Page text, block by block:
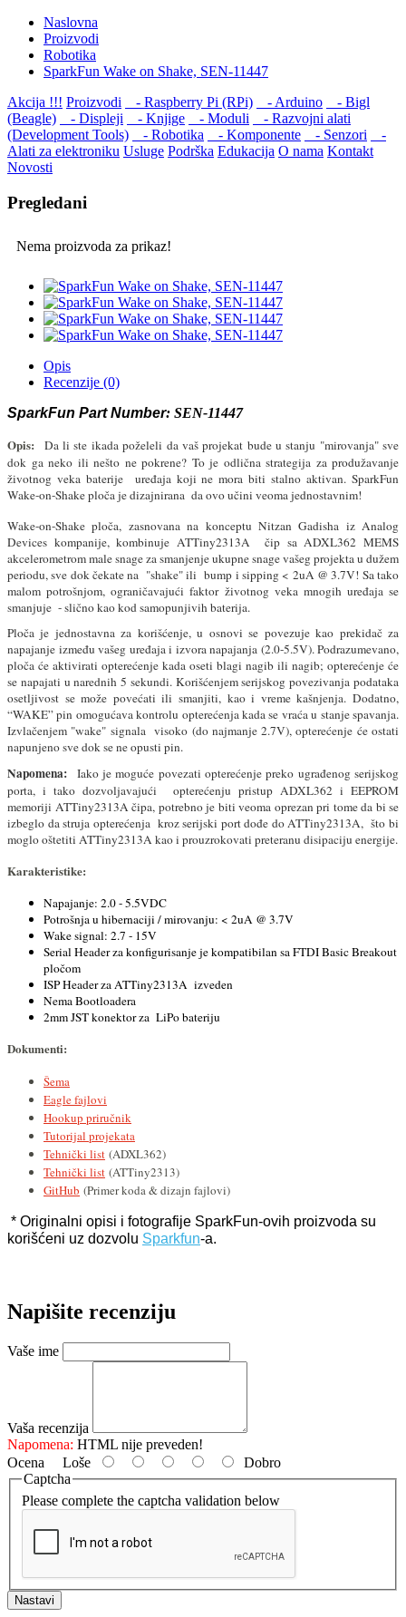
Naslovna
Proizvodi
Robotika
SparkFun Wake on Shake, SEN-11447
Akcija !!! Proizvodi - Raspberry Pi (RPi) - Arduino
- Bigl
(Beagle)
- Displеji - Knjige - Moduli
- Razvojni alati
(Development Tools)
- Robotika - Komponente - Senzori
-
Alati za elektroniku Usluge Podrška Edukacija O nama Kontakt
Novosti
Pregledani
Nema proizvoda za prikaz!
Opis
Recenzije (0)
SparkFun Part Number: SEN-11447
Opis:
Da li ste ikada poželeli da vaš projekat bude u stanju "mirovanja" sve
dok ga neko ili nešto ne pokrene? To je odlična strategija za produžavanje
životnog veka baterije uređaja koji ne mora biti stalno aktivan. SparkFun
Wake-on-Shake ploča je dizajnirana da ovo učini veoma jednostavnim!
Wake-on-Shake ploča, zasnovana na konceptu Nitzan Gadisha iz Analog
Devices kompanije, kombinuje ATTiny2313A čip sa ADXL362 MEMS
akcelerometrom male snage za smanjenje ukupne snage vašeg projekta u dužem
periodu, sve dok čekate na "shake" ili bump i sipping < 2uA @ 3.7V! Sa tako
malom potrošnjom, ograničavajući faktor životnog veka mnogih uređaja se
smanjuje - slično kao kod samopunjivih baterija.
Ploča je jednostavna za korišćenje, u osnovi se povezuje kao prekidač za
napajanje između vašeg uređaja i izvora napajanja (2.0-5.5V). Podrazumevano,
ploča će aktivirati opterećenje kada oseti blagi nagib ili nagib; opterećenje će
se napajati u narednih 5 sekundi. Korišćenjem serijskog povezivanja podataka
osetljivost se može povećati ili smanjiti, kao i vreme kašnjenja. Dodatno,
“WAKE” pin omogućava kontrolu opterećenja kada se vraća u stanje spavanja.
Izvlačenjem "wake" signala visoko (do najmanje 2.7V), opterećenje će ostati
napunjeno sve dok se ne opusti pin.
Napomena:
Iako je moguće povezati opterećenje preko ugrađenog serijskog
porta, i tako dozvoljavajući opterećenju pristup ADXL362 i EEPROM
memoriji ATTiny2313A čipa, potrebno je biti veoma oprezan pri tome da bi se
izbeglo da struja opterećenja kroz serijski port dođe do ATTiny2313A, što bi
moglo oštetiti ATTiny2313A kao i prouzrokovati preteranu disipaciju energije.
Karakteristike:
Napajanje: 2.0 - 5.5VDC
Potrošnja u hibernaciji / mirovanju: < 2uA @ 3.7V
Wake signal: 2.7 - 15V
Serial Header za konfigurisanje je kompatibilan sa FTDI Basic Breakout
pločom
ISP Header za ATTiny2313A izveden
Nema Bootloadera
2mm JST konektor za LiPo bateriju
Dokumenti:
Šema
Eagle fajlovi
Hookup priručnik
Tutorijal projekata
Tehnički list (ADXL362)
Tehnički list (ATTiny2313)
GitHub (Primer koda & dizajn fajlovi)
* Originalni opisi i fotografije SparkFun-ovih proizvoda su
korišćeni uz dozvolu Sparkfun-a.
Napišite recenziju
Vaše ime
Vaša recenzija
Napomena: HTML nije preveden!
Ocena Loše
Dobro
Captcha
Please complete the captcha validation below
Nastavi